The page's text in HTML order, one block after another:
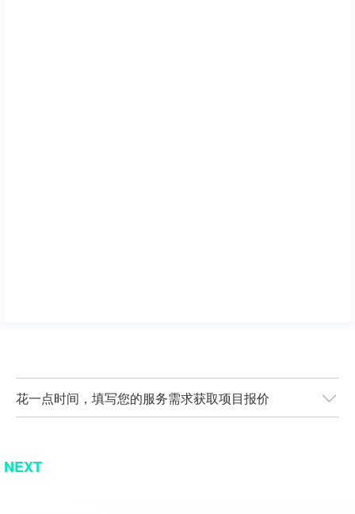
花一点时间，填写您的服务需求获取项目报价
NEXT